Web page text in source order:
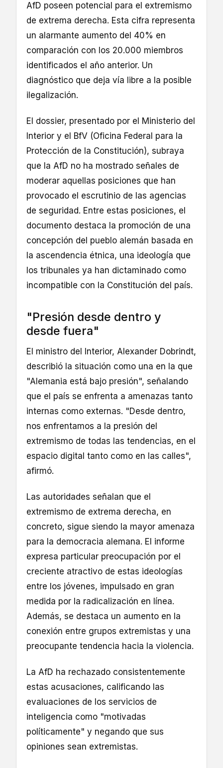
AfD poseen potencial para el extremismo
de extrema derecha. Esta cifra representa
un alarmante aumento del 40% en
comparación con los 20.000 miembros
identificados el año anterior. Un
diagnóstico que deja vía libre a la posible
ilegalización.
El dossier, presentado por el Ministerio del
Interior y el BfV (Oficina Federal para la
Protección de la Constitución), subraya
que la AfD no ha mostrado señales de
moderar aquellas posiciones que han
provocado el escrutinio de las agencias
de seguridad. Entre estas posiciones, el
documento destaca la promoción de una
concepción del pueblo alemán basada en
la ascendencia étnica, una ideología que
los tribunales ya han dictaminado como
incompatible con la Constitución del país.
"Presión desde dentro y
desde fuera"
El ministro del Interior, Alexander Dobrindt,
describió la situación como una en la que
"Alemania está bajo presión", señalando
que el país se enfrenta a amenazas tanto
internas como externas. "Desde dentro,
nos enfrentamos a la presión del
extremismo de todas las tendencias, en el
espacio digital tanto como en las calles",
afirmó.
Las autoridades señalan que el
extremismo de extrema derecha, en
concreto, sigue siendo la mayor amenaza
para la democracia alemana. El informe
expresa particular preocupación por el
creciente atractivo de estas ideologías
entre los jóvenes, impulsado en gran
medida por la radicalización en línea.
Además, se destaca un aumento en la
conexión entre grupos extremistas y una
preocupante tendencia hacia la violencia.
La AfD ha rechazado consistentemente
estas acusaciones, calificando las
evaluaciones de los servicios de
inteligencia como "motivadas
políticamente" y negando que sus
opiniones sean extremistas.